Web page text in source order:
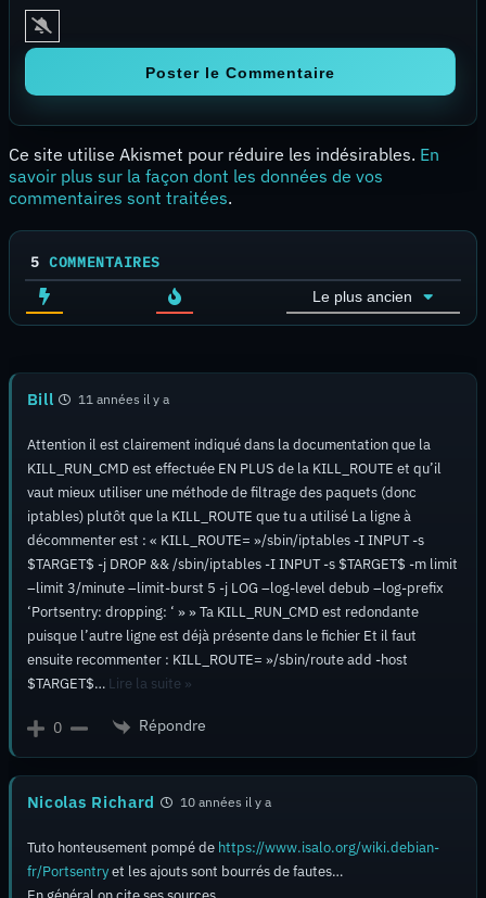
Ce site utilise Akismet pour réduire les indésirables. En
savoir plus sur la façon dont les données de vos
commentaires sont traitées.
5 COMMENTAIRES
Le plus ancien
Bill 11 années il y a
Attention il est clairement indiqué dans la documentation que la
KILL_RUN_CMD est effectuée EN PLUS de la KILL_ROUTE et qu’il
vaut mieux utiliser une méthode de filtrage des paquets (donc
iptables) plutôt que la KILL_ROUTE que tu a utilisé La ligne à
décommenter est : « KILL_ROUTE= »/sbin/iptables -I INPUT -s
$TARGET$ -j DROP && /sbin/iptables -I INPUT -s $TARGET$ -m limit
–limit 3/minute –limit-burst 5 -j LOG –log-level debub –log-prefix
‘Portsentry: dropping: ‘ » » Ta KILL_RUN_CMD est redondante
puisque l’autre ligne est déjà présente dans le fichier Et il faut
ensuite recommenter : KILL_ROUTE= »/sbin/route add -host
$TARGET$… Lire la suite »
0 Répondre
Nicolas Richard 10 années il y a
Tuto honteusement pompé de https://www.isalo.org/wiki.debian-
fr/Portsentryet les ajouts sont bourrés de fautes…